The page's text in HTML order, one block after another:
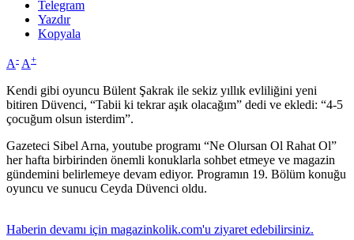
Telegram
Yazdır
Kopyala
A- A+
Kendi gibi oyuncu Bülent Şakrak ile sekiz yıllık evliliğini yeni
bitiren Düvenci, “Tabii ki tekrar aşık olacağım” dedi ve ekledi: “4-5
çocuğum olsun isterdim”.
Gazeteci Sibel Arna, youtube programı “Ne Olursan Ol Rahat Ol”
her hafta birbirinden önemli konuklarla sohbet etmeye ve magazin
gündemini belirlemeye devam ediyor. Programın 19. Bölüm konuğu
oyuncu ve sunucu Ceyda Düvenci oldu.
Haberin devamı için magazinkolik.com'u ziyaret edebilirsiniz.